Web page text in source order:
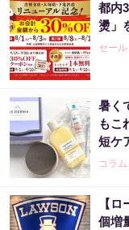
都内
燙」
セール
暑く
もこ
短ケ
コラム
【
個増